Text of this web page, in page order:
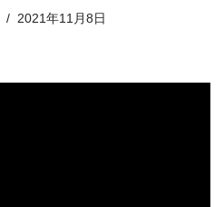
2021年11月8日